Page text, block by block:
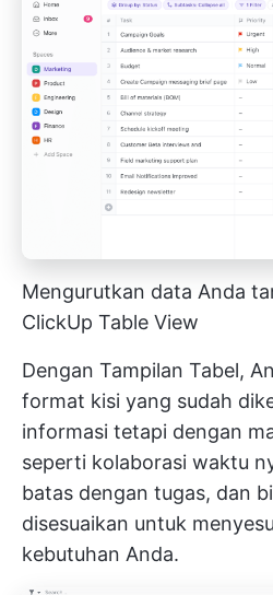
Mengurutkan data Anda
ClickUp Table View
Dengan Tampilan Tabel,
format kisi yang sudah
informasi tetapi dengan
seperti kolaborasi waktu
batas dengan tugas, dan
disesuaikan untuk
kebutuhan Anda.